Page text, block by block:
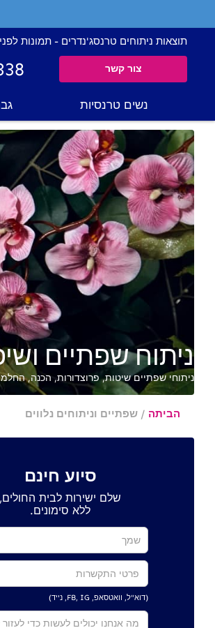
תוצאות ניתוחים טרנסג'נדרים - תמונות
צור קשר
נשים טרנסיות
ניתוח שפתיים
ניתוחי שפתיים שיטות, פרוצדורות, הכנה,
הביתה / שפתיים וניתוחים נלווים
סיוע חינם
שלם ישירות לבית החולים,
ללא סימונים.
(דוא"ל, וואטסאפ, FB, IG, נייד)